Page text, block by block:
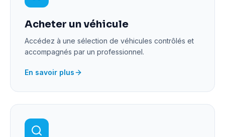
Acheter un véhicule
Accédez à une sélection de véhicules contrôlés et
accompagnés par un professionnel.
En savoir plus